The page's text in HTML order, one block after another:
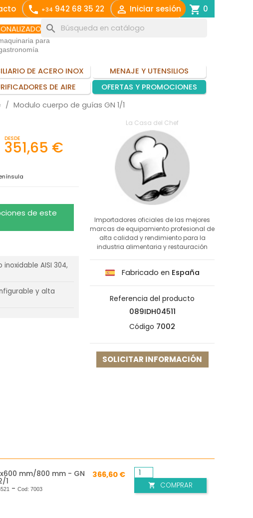
call +34 942 68 35 22  Iniciar sesión shopping_cart 0
para
search
DE ACERO INOX
MENAJE Y UTENSILIOS
DE AIRE OFERTAS Y PROMOCIONES
Modulo cuerpo de guías GN 1/1
DESDE
351,65 €
de este
AISI 304,
y alta
La Casa del Chef
Importadores oficiales de las mejores
marcas de equipamiento profesional de
alta calidad y rendimiento para la
industria alimentaria y restauración
Fabricado en España
Referencia del producto
089IDH04511
Código 7002
SOLICITAR INFORMACIÓN
mm/800 mm - GN
1
- Cod: 7003
366,60 €
 COMPRAR